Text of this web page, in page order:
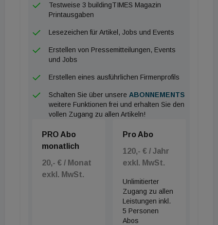
Testweise 3 buildingTIMES Magazin
Printausgaben
Lesezeichen für Artikel, Jobs und Events
Erstellen von Pressemitteilungen, Events
und Jobs
Erstellen eines ausführlichen Firmenprofils
Schalten Sie über unsere ABONNEMENTS
weitere Funktionen frei und erhalten Sie den
vollen Zugang zu allen Artikeln!
PRO Abo
monatlich
20,- € / Monat
exkl. MwSt.
Pro Abo
120,- € / Jahr
exkl. MwSt.
Unlimitierter
Zugang zu allen
Leistungen inkl.
5 Personen
Abos